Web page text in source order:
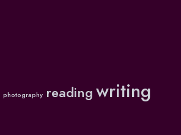
photography reading writing